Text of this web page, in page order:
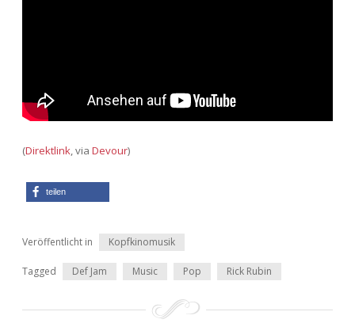
Adventskalender 2021
Adventskalender 2022
(Direktlink, via Devour)
teilen
Veröffentlicht in Kopfkinomusik
Tagged Def Jam Music Pop Rick Rubin